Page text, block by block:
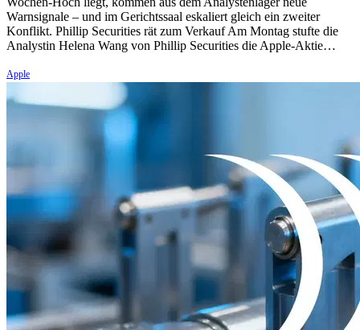
Warnsignale – und im Gerichtssaal eskaliert gleich ein zweiter
Konflikt. Phillip Securities rät zum Verkauf Am Montag stufte die
Analystin Helena Wang von Phillip Securities die Apple-Aktie…
Apple